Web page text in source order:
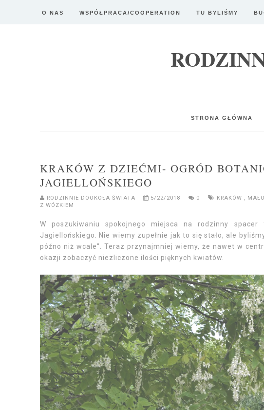
O NAS WSPÓŁPRACA/COOPERATION TU BYLIŚMY
STRONA GŁÓWNA
KRAKÓW Z DZIEĆMI- OGRÓD
JAGIELLOŃSKIEGO
RODZINNIE DOOKOŁA ŚWIATA 5/22/2018 0 KRAKÓW ,
Z WÓZKIEM
W poszukiwaniu spokojnego miejsca na rodzinny
Jagiellońskiego. Nie wiemy zupełnie jak to się stało, ale
późno niż wcale". Teraz przynajmniej wiemy, że nawet w
okazji zobaczyć niezliczone ilości pięknych kwiatów.